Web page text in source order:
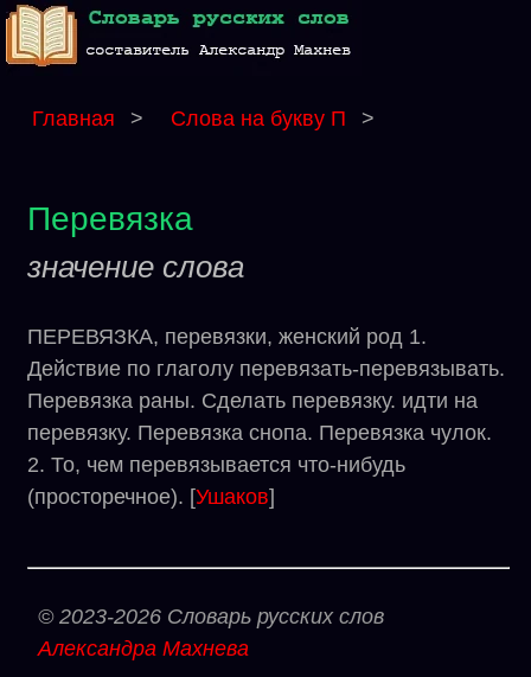
Главная > Слова на букву П >
Перевязка
значение слова
ПЕРЕВЯЗКА, перевязки, женский род 1.
Действие по глаголу перевязать-перевязывать.
Перевязка раны. Сделать перевязку. идти на
перевязку. Перевязка снопа. Перевязка чулок.
2. То, чем перевязывается что-нибудь
(просторечное). [Ушаков]
© 2023-2026 Словарь русских слов
Александра Махнева